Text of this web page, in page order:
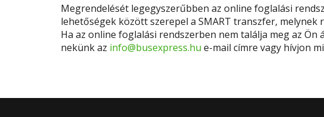
Megrendelését legegyszerűbben az online foglalási
lehetőségek között szerepel a SMART transzfer,
Ha az online foglalási rendszerben nem találja meg az
nekünk az info@busexpress.hu e-mail címre vagy hívjon